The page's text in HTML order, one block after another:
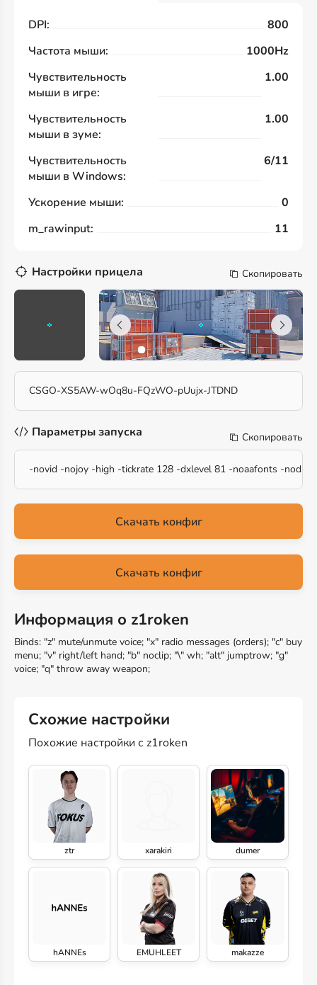
DPI:
800
Частота мыши:
1000Hz
Чувствительность
мыши в игре:
1.00
Чувствительность
мыши в зуме:
1.00
Чувствительность
мыши в Windows:
6/11
Ускорение мыши:
0
m_rawinput:
11
Настройки прицела Скопировать
CSGO-XS5AW-wOq8u-FQzWO-pUujx-JTDND
Параметры запуска Скопировать
-novid -nojoy -high -tickrate 128 -dxlevel 81 -noaafonts -
Скачать конфиг
Скачать конфиг
Информация о z1roken
Binds: "z" mute/unmute voice; "x" radio messages (orders); "c" buy
menu; "v" right/left hand; "b" noclip; "\" wh; "alt" jumptrow; "g"
voice; "q" throw away weapon;
Схожие настройки
Похожие настройки с z1roken
ztr xarakiri dumer
hANNEs EMUHLEET makazze